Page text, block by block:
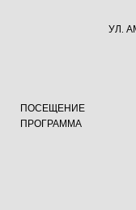
УЛ.
ПОСЕЩЕНИЕ
ПРОГРАММА